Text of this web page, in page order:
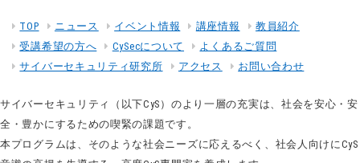
TOP ニュース イベント情報 講座情報
教員紹介
受講希望の方へ
CySecについて
よくあるご質問
サイバーセキュリティ研究所
アクセス お問い合わせ
サイバーセキュリティ（以下CyS）のより一層の充実は、社会を安心・安
全・豊かにするための喫緊の課題です。
本プログラムは、そのような社会ニーズに応えるべく、社会人向けにCyS